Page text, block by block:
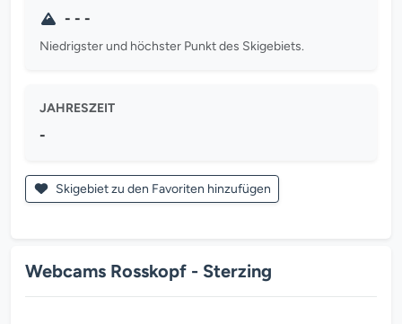
- - -
Niedrigster und höchster Punkt des Skigebiets.
JAHRESZEIT
-
Skigebiet zu den Favoriten hinzufügen
Webcams Rosskopf - Sterzing